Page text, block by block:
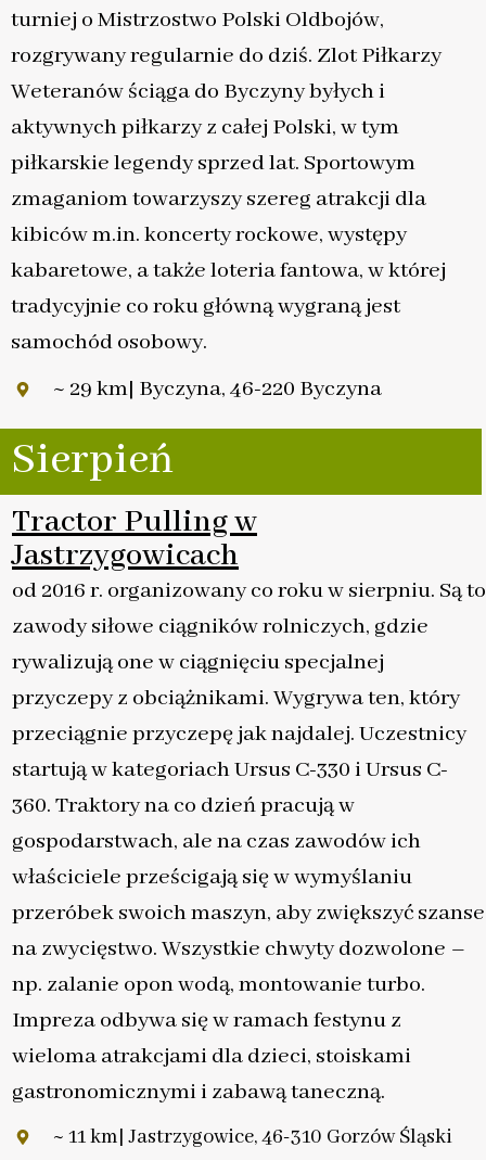
turniej o Mistrzostwo Polski Oldbojów,
rozgrywany regularnie do dziś. Zlot Piłkarzy
Weteranów ściąga do Byczyny byłych i
aktywnych piłkarzy z całej Polski, w tym
piłkarskie legendy sprzed lat. Sportowym
zmaganiom towarzyszy szereg atrakcji dla
kibiców m.in. koncerty rockowe, występy
kabaretowe, a także loteria fantowa, w której
tradycyjnie co roku główną wygraną jest
samochód osobowy.
~ 29 km| Byczyna, 46-220 Byczyna
Sierpień
Tractor Pulling w
Jastrzygowicach
od 2016 r. organizowany co roku w sierpniu. Są to
zawody siłowe ciągników rolniczych, gdzie
rywalizują one w ciągnięciu specjalnej
przyczepy z obciążnikami. Wygrywa ten, który
przeciągnie przyczepę jak najdalej. Uczestnicy
startują w kategoriach Ursus C-330 i Ursus C-
360. Traktory na co dzień pracują w
gospodarstwach, ale na czas zawodów ich
właściciele prześcigają się w wymyślaniu
przeróbek swoich maszyn, aby zwiększyć szanse
na zwycięstwo. Wszystkie chwyty dozwolone –
np. zalanie opon wodą, montowanie turbo.
Impreza odbywa się w ramach festynu z
wieloma atrakcjami dla dzieci, stoiskami
gastronomicznymi i zabawą taneczną.
~ 11 km| Jastrzygowice, 46-310 Gorzów Śląski